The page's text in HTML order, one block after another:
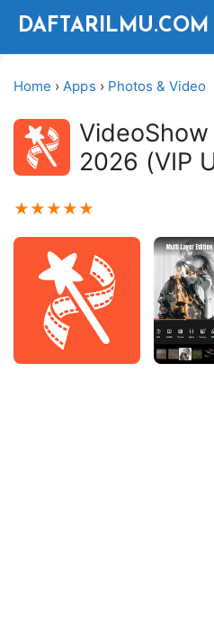
Langsung
DAFTARILMU.COM
Home ›Apps › Photos & Video
VideoShow
2026 (VIP
★ ★ ★ ★ ★